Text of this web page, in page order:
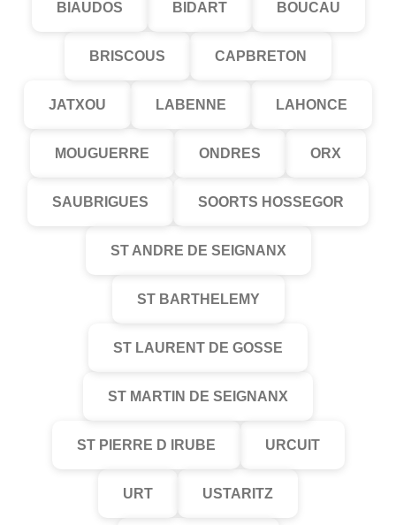
BIAUDOS BIDART BOUCAU
BRISCOUS CAPBRETON
JATXOU LABENNE LAHONCE
MOUGUERRE ONDRES ORX
SAUBRIGUES SOORTS HOSSEGOR
ST ANDRE DE SEIGNANX
ST BARTHELEMY
ST LAURENT DE GOSSE
ST MARTIN DE SEIGNANX
ST PIERRE D IRUBE URCUIT
URT USTARITZ